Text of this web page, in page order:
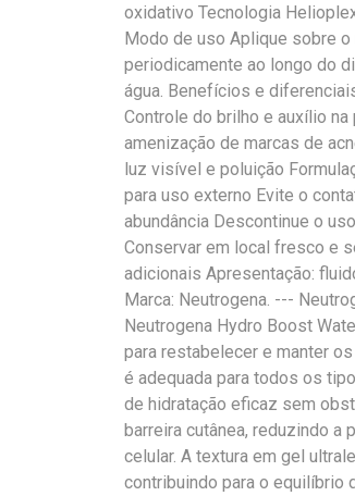
oxidativo Tecnologia
Modo de uso Aplique sobre
periodicamente ao longo do
água. Benefícios e
Controle do brilho e auxílio
amenização de marcas de
luz visível e poluição
para uso externo Evite o
abundância Descontinue o
Conservar em local fresco e
adicionais Apresentação:
Marca: Neutrogena. ---
Neutrogena Hydro Boost
para restabelecer e manter
é adequada para todos os
de hidratação eficaz sem
barreira cutânea, reduzindo a
celular. A textura em gel
contribuindo para o equilíbrio